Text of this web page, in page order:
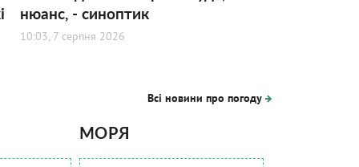
нюанс, - синоптик
10:03, 7 серпня 2026
Всі новини про погоду
МОРЯ